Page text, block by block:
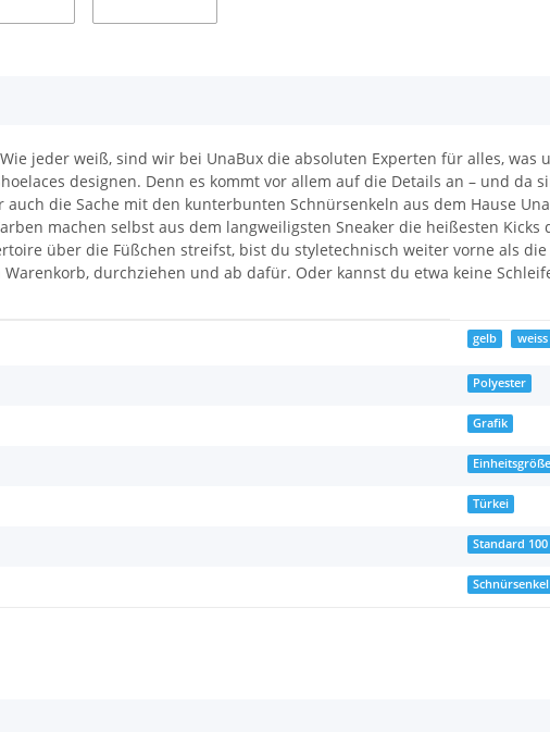
jeder weiß, sind wir bei UnaBux die absoluten Experten für alles,
designen. Denn es kommt vor allem auf die Details an – und
die Sache mit den kunterbunten Schnürsenkeln aus dem Hause
machen selbst aus dem langweiligsten Sneaker die heißesten
über die Füßchen streifst, bist du styletechnisch weiter vorne als die
durchziehen und ab dafür. Oder kannst du etwa keine
gelb weiss
Polyester
Grafik
Einheitsgröße
Türkei
Standard
Schnürsenkel